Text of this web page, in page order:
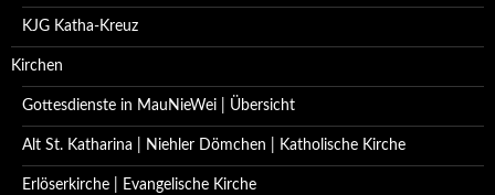
KJG Katha-Kreuz
Kirchen
Gottesdienste in MauNieWei | Übersicht
Alt St. Katharina | Niehler Dömchen | Katholische Kirche
Erlöserkirche | Evangelische Kirche